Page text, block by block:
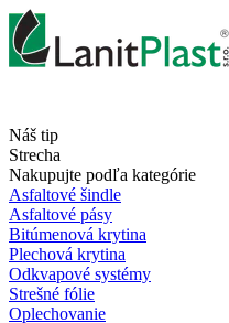
Náš tip
Strecha
Nakupujte podľa kategórie
Asfaltové šindle
Asfaltové pásy
Bitúmenová krytina
Plechová krytina
Odkvapové systémy
Strešné fólie
Oplechovanie